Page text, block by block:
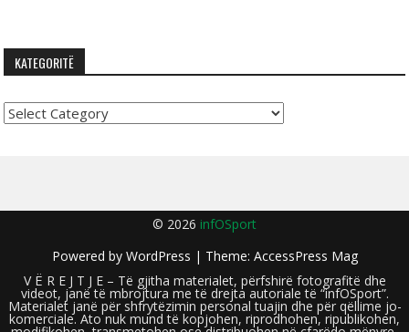
KATEGORITË
Kategoritë
© 2026 infOSport
Powered by WordPress | Theme: AccessPress Mag
V Ë R E J T J E – Të gjitha materialet, përfshirë fotografitë dhe
videot, janë të mbrojtura me të drejta autoriale të “infOSport”.
Materialet janë për shfrytëzimin personal tuajin dhe për qëllime jo-
komerciale. Ato nuk mund të kopjohen, riprodhohen, ripublikohen,